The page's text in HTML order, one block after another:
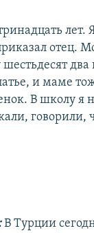
лет.
отец.
два
и маме
В школу я
говорили,
В Турции